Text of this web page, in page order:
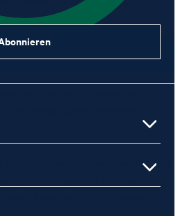
zuzusenden.
ANMELDEN
Mindest-Kaufwert von 150 EUR